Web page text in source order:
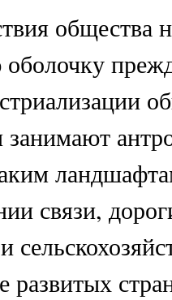
общества
связи,
развитых